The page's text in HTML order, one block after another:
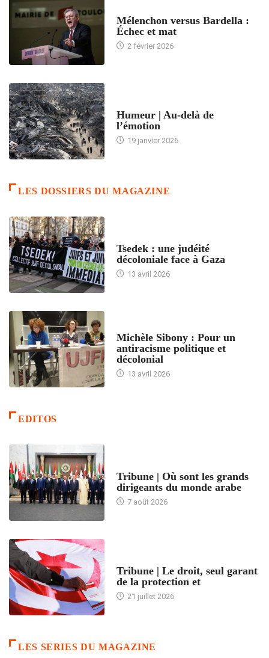
Mélenchon versus Bardella :
Échec et mat
2 février 2026
Humeur | Au-delà de
l’émotion
19 janvier 2026
LES DOSSIERS DU MAGAZINE
Tsedek : une judéité
décoloniale face à Gaza
13 avril 2026
Michèle Sibony : Pour un
antiracisme politique et
décolonial
13 avril 2026
EDITOS
Tribune | Où sont les grands
dirigeants du monde arabe
7 août 2026
Tribune | Le droit, seul garant
de la protection et
21 juillet 2026
LES SERIES DU MAGAZINE